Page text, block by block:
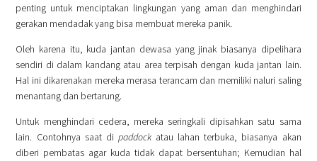
penting untuk menciptakan lingkungan yang aman dan menghindari
gerakan mendadak yang bisa membuat mereka panik.
Oleh karena itu, kuda jantan dewasa yang jinak biasanya dipelihara
sendiri di dalam kandang atau area terpisah dengan kuda jantan lain.
Hal ini dikarenakan mereka merasa terancam dan memiliki naluri saling
menantang dan bertarung.
Untuk menghindari cedera, mereka seringkali dipisahkan satu sama
lain. Contohnya saat di paddockatau lahan terbuka, biasanya akan
diberi pembatas agar kuda tidak dapat bersentuhan; Kemudian hal